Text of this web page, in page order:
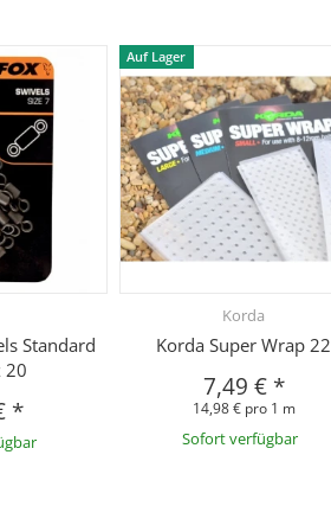
Standard
20
*
Auf Lager
Korda
Korda Super Wrap 22
7,49 € *
14,98 € pro 1 m
Sofort verfügbar